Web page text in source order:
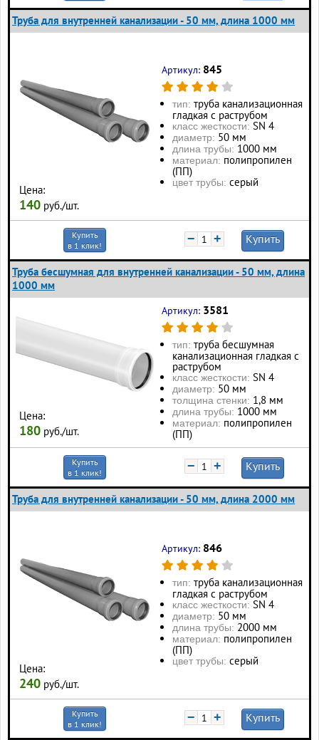
Труба для внутренней канализации - 50 мм, длина 1000 мм
Цена:
140 руб./шт.
Артикул: 845
тип: труба канализационная
гладкая с раструбом
класс жесткости: SN 4
диаметр: 50 мм
длина трубы: 1000 мм
материал: полипропилен
(ПП)
цвет трубы: серый
Купить
в 1 клик!
− + Купить
Труба бесшумная для внутренней канализации - 50 мм, длина
1000 мм
Цена:
180 руб./шт.
Артикул: 3581
тип: труба бесшумная
канализационная гладкая с
раструбом
класс жесткости: SN 4
диаметр: 50 мм
толщина стенки: 1,8 мм
длина трубы: 1000 мм
материал: полипропилен
(ПП)
Купить
в 1 клик!
− + Купить
Труба для внутренней канализации - 50 мм, длина 2000 мм
Цена:
240 руб./шт.
Артикул: 846
тип: труба канализационная
гладкая с раструбом
класс жесткости: SN 4
диаметр: 50 мм
длина трубы: 2000 мм
материал: полипропилен
(ПП)
цвет трубы: серый
Купить
в 1 клик!
− + Купить